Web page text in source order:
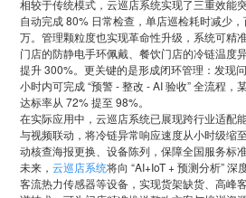
小鸟探店
AI识别检测
掌上学院
开店流程
快消行业
连锁药店
家居行业
汽车服务
产品问答
服务支持 New
企业文档 New
公司简介
企业文化
联系方式
合作与生态
服务政策
相较于传统模式，云巡店系统实现了三重效能
自动完成 80% 日常检查，单店巡检耗时减少
万。管理颗粒度也实现革命性升级，系统可精
门店的防静电手环佩戴、餐饮门店的冷链温度
提升 300%。更关键的是形成闭环管理：发现
小时内可完成 “预警 - 整改 - AI 验收” 全流程，
达标率从 72% 提至 98%。
在实际应用中，云巡店系统已展现跨行业适配
与视频联动，将冷链异常响应速度从小时级缩
动核查海报更换、设备陈列，保障全国服务标准
未来，云巡店系统将向 “AI+IoT + 预测分析” 深
客流热力传感器等设备，实现货架缺货、高峰